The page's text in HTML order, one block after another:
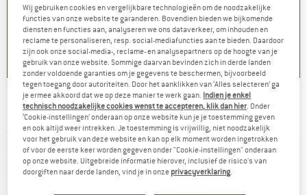
)
€ 256,48
5,0(4)
Productgroep
Mes
Prijs
€ 139,95
0,0(0)
SOL - Tinder-Quick Refill
(0)
Wij gebruiken cookies en vergelijkbare technologieën om de noodzakelijke
functies van onze website te garanderen. Bovendien bieden we bijkomende
diensten en functies aan, analyseren we ons dataverkeer, om inhouden en
reclame te personaliseren, resp. social-mediafuncties aan te bieden. Daardoor
zijn ook onze social-media-, reclame- en analysepartners op de hoogte van je
gebruik van onze website. Sommige daarvan bevinden zich in derde landen
zonder voldoende garanties om je gegevens te beschermen, bijvoorbeeld
tegen toegang door autoriteiten. Door het aanklikken van ‘Alles selecteren’ ga
je ermee akkoord dat we op deze manier te werk gaan. Indien je enkel
technisch noodzakelijke cookies wenst te accepteren, klik dan hier. Onder
‘Cookie-instellingen’ onderaan op onze website kun je je toestemming geven
en ook altijd weer intrekken. Je toestemming is vrijwillig, niet noodzakelijk
voor het gebruik van deze website en kan op elk moment worden ingetrokken
of voor de eerste keer worden gegeven onder "Cookie-instellingen" onderaan
op onze website. Uitgebreide informatie hierover, inclusief de risico's van
doorgiften naar derde landen, vind je in onze privacyverklaring.